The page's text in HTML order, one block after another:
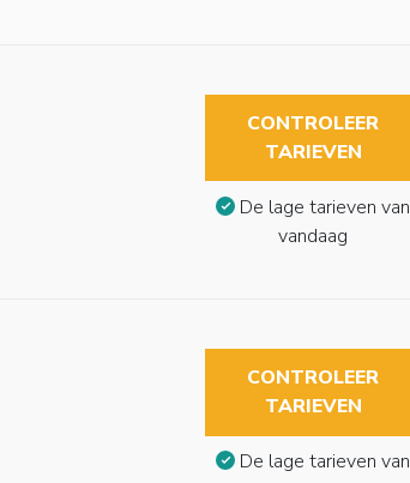
CONTROLEER
TARIEVEN
De lage tarieven van
vandaag
CONTROLEER
TARIEVEN
De lage tarieven van